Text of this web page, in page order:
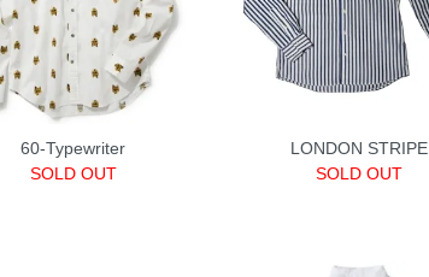
60-Typewriter
SOLD OUT
LONDON STRIPE
SOLD OUT